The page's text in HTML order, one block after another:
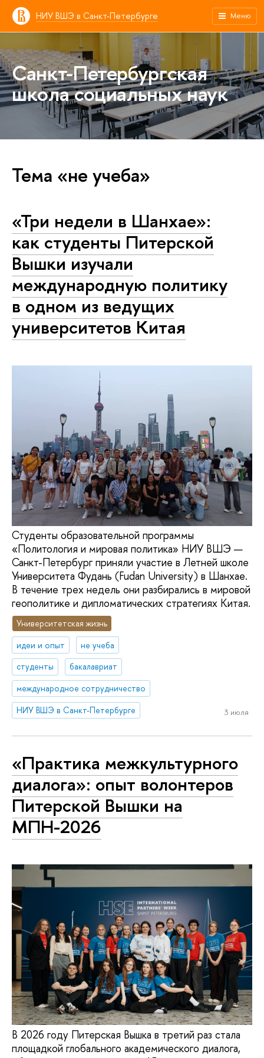
НИУ ВШЭ в Санкт-Петербурге Меню
Санкт-Петербургская
школа социальных наук
Тема «не учеба»
«Три недели в Шанхае»:
как студенты Питерской
Вышки изучали
международную политику
в одном из ведущих
университетов Китая
Студенты образовательной программы
«Политология и мировая политика» НИУ ВШЭ —
Санкт-Петербург приняли участие в Летней школе
Университета Фудань (Fudan University) в Шанхае.
В течение трех недель они разбирались в мировой
геополитике и дипломатических стратегиях Китая.
Университетская жизнь
идеи и опыт
не учеба
студенты
бакалавриат
международное сотрудничество
НИУ ВШЭ в Санкт-Петербурге
3 июля
«Практика межкультурного
диалога»: опыт волонтеров
Питерской Вышки на
МПН-2026
В 2026 году Питерская Вышка в третий раз стала
площадкой глобального академического диалога,